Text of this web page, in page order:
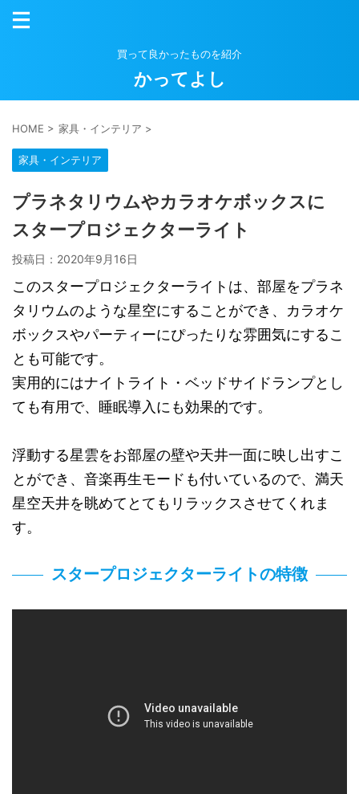
買って良かったものを紹介
かってよし
HOME > 家具・インテリア >
家具・インテリア
プラネタリウムやカラオケボックスに
スタープロジェクターライト
投稿日： 2020年9月16日
このスタープロジェクターライトは、部屋をプラネ
タリウムのような星空にすることができ、カラオケ
ボックスやパーティーにぴったりな雰囲気にするこ
とも可能です。
実用的にはナイトライト・ベッドサイドランプとし
ても有用で、睡眠導入にも効果的です。
浮動する星雲をお部屋の壁や天井一面に映し出すこ
とができ、音楽再生モードも付いているので、満天
星空天井を眺めてとてもリラックスさせてくれま
す。
スタープロジェクターライトの特徴